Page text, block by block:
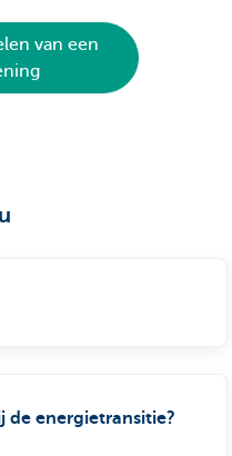
van een
de energietransitie?